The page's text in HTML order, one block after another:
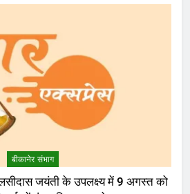
बीकानेर संभाग
जयंती के उपलक्ष्य में 9 अगस्त को